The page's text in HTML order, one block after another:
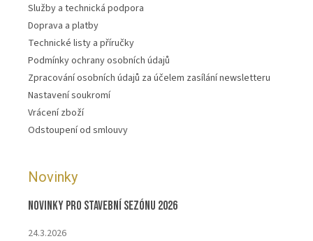
Služby a technická podpora
Doprava a platby
Technické listy a příručky
Podmínky ochrany osobních údajů
Zpracování osobních údajů za účelem zasílání newsletteru
Nastavení soukromí
Vrácení zboží
Odstoupení od smlouvy
Novinky
Novinky pro stavební sezónu 2026
24.3.2026